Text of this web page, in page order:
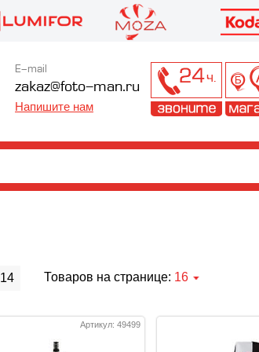
E-mail
zakaz@foto-man.ru
Напишите нам
14 Товаров на странице: 16
Артикул: 49499